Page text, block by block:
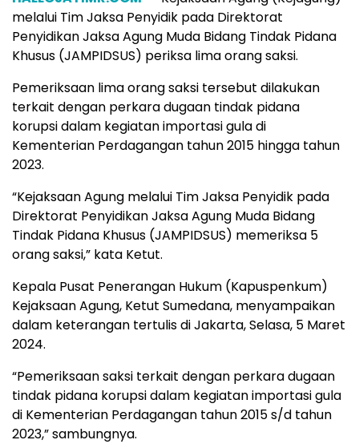
melalui Tim Jaksa Penyidik pada Direktorat
Penyidikan Jaksa Agung Muda Bidang Tindak Pidana
Khusus (JAMPIDSUS) periksa lima orang saksi.
Pemeriksaan lima orang saksi tersebut dilakukan
terkait dengan perkara dugaan tindak pidana
korupsi dalam kegiatan importasi gula di
Kementerian Perdagangan tahun 2015 hingga tahun
2023.
“Kejaksaan Agung melalui Tim Jaksa Penyidik pada
Direktorat Penyidikan Jaksa Agung Muda Bidang
Tindak Pidana Khusus (JAMPIDSUS) memeriksa 5
orang saksi,” kata Ketut.
Kepala Pusat Penerangan Hukum (Kapuspenkum)
Kejaksaan Agung, Ketut Sumedana, menyampaikan
dalam keterangan tertulis di Jakarta, Selasa, 5 Maret
2024.
“Pemeriksaan saksi terkait dengan perkara dugaan
tindak pidana korupsi dalam kegiatan importasi gula
di Kementerian Perdagangan tahun 2015 s/d tahun
2023,” sambungnya.